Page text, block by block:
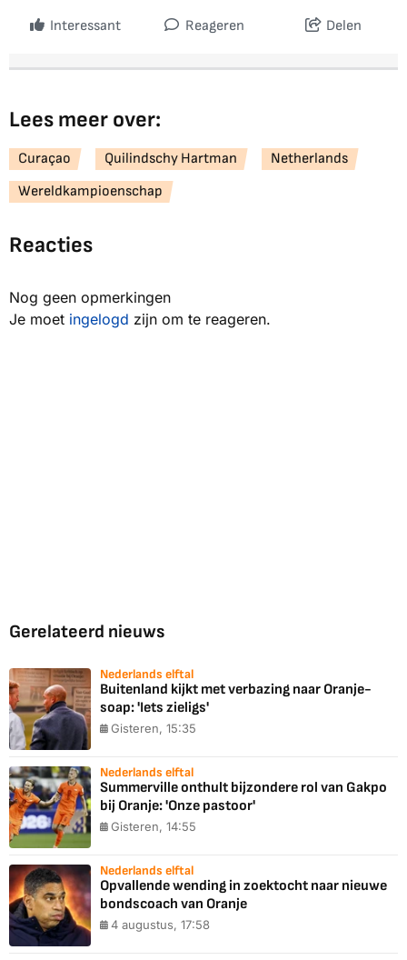
Interessant Reageren Delen
Lees meer over:
Curaçao Quilindschy Hartman
Netherlands
Wereldkampioenschap
Reacties
Nog geen opmerkingen
Je moet ingelogd zijn om te reageren.
Gerelateerd nieuws
Nederlands elftal
Buitenland kijkt met verbazing naar Oranje-
soap: 'Iets zieligs'
Gisteren, 15:35
Nederlands elftal
Summerville onthult bijzondere rol van Gakpo
bij Oranje: 'Onze pastoor'
Gisteren, 14:55
Nederlands elftal
Opvallende wending in zoektocht naar nieuwe
bondscoach van Oranje
4 augustus, 17:58